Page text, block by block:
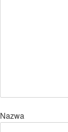
Nazwa